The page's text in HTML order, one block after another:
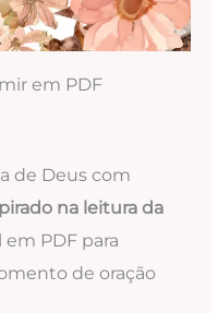
em PDF
de Deus com
na leitura da
PDF para
de oração